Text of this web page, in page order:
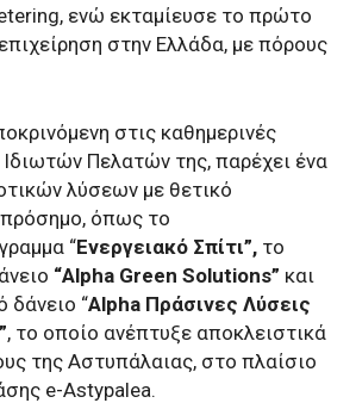
ενώ εκταμίευσε το πρώτο
στην Ελλάδα, με πόρους
στις καθημερινές
Πελατών της, παρέχει ένα
λύσεων με θετικό
πρόσημο, όπως το
“Ενεργειακό Σπίτι”, το
“Alpha Green Solutions” και
δάνειο “Alpha Πράσινες Λύσεις
, το οποίο ανέπτυξε αποκλειστικά
της Αστυπάλαιας, στο πλαίσιο
e-Astypalea.